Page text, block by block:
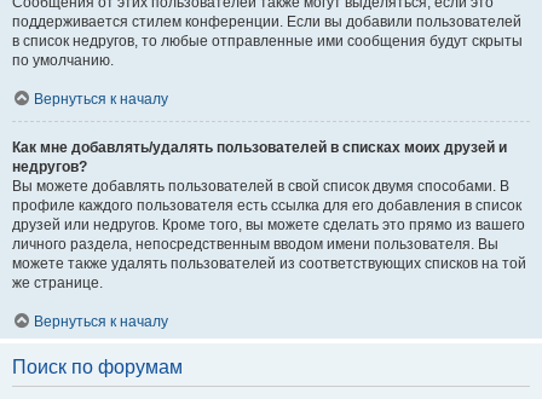
поддерживается стилем конференции. Если вы добавили пользователей
в список недругов, то любые отправленные ими сообщения будут скрыты
по умолчанию.
Вернуться к началу
Как мне добавлять/удалять пользователей в списках моих друзей и
недругов?
Вы можете добавлять пользователей в свой список двумя способами. В
профиле каждого пользователя есть ссылка для его добавления в список
друзей или недругов. Кроме того, вы можете сделать это прямо из вашего
личного раздела, непосредственным вводом имени пользователя. Вы
можете также удалять пользователей из соответствующих списков на той
же странице.
Вернуться к началу
Поиск по форумам